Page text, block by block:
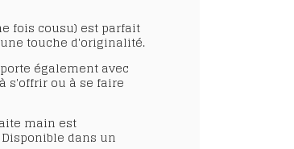
fois cousu) est parfait
touche d'originalité.
également avec
à s'offrir ou à se faire
main est
dans un